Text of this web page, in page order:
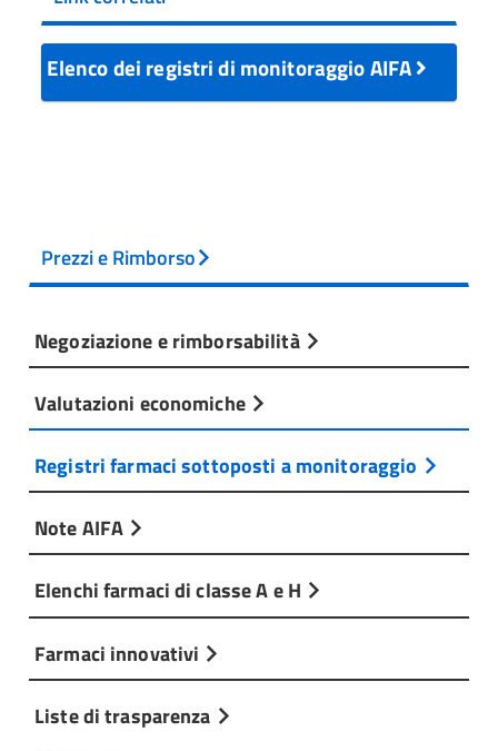
Elenco dei registri di monitoraggio AIFA
Prezzi e Rimborso
Negoziazione e rimborsabilità
Valutazioni economiche
Registri farmaci sottoposti a monitoraggio
Note AIFA
Elenchi farmaci di classe A e H
Farmaci innovativi
Liste di trasparenza